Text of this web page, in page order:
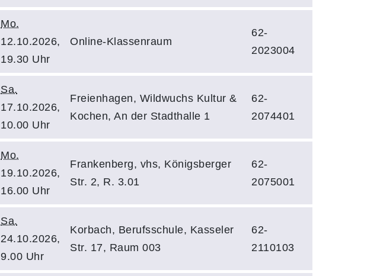
Mo.
12.10.2026,
19.30 Uhr
Online-Klassenraum
62-
2023004
Sa.
17.10.2026,
10.00 Uhr
Freienhagen, Wildwuchs Kultur &
Kochen, An der Stadthalle 1
62-
2074401
Mo.
19.10.2026,
16.00 Uhr
Frankenberg, vhs, Königsberger
Str. 2, R. 3.01
62-
2075001
Sa.
24.10.2026,
9.00 Uhr
Korbach, Berufsschule, Kasseler
Str. 17, Raum 003
62-
2110103